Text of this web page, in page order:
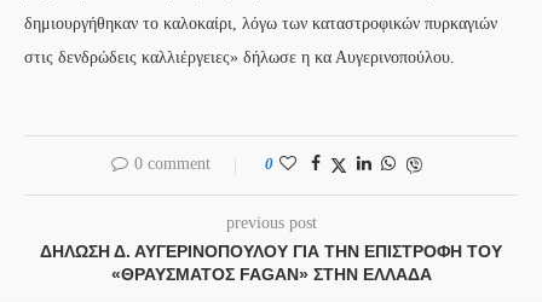
δημιουργήθηκαν το καλοκαίρι, λόγω των καταστροφικών πυρκαγιών
στις δενδρώδεις καλλιέργειες» δήλωσε η κα Αυγερινοπούλου.
0 comment 0
previous post
ΔΉΛΩΣΗ Δ. ΑΥΓΕΡΙΝΟΠΟΎΛΟΥ ΓΙΑ ΤΗΝ ΕΠΙΣΤΡΟΦΉ ΤΟΥ
«ΘΡΑΎΣΜΑΤΟΣ FAGAN» ΣΤΗΝ ΕΛΛΆΔΑ